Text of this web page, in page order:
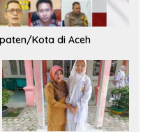
Kota di Aceh